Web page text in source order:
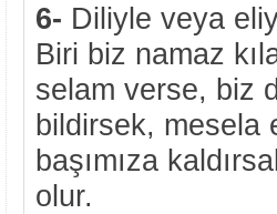
6- Diliyle veya
Biri biz namaz
selam verse, biz
bildirsek, mesela
başımıza
olur.